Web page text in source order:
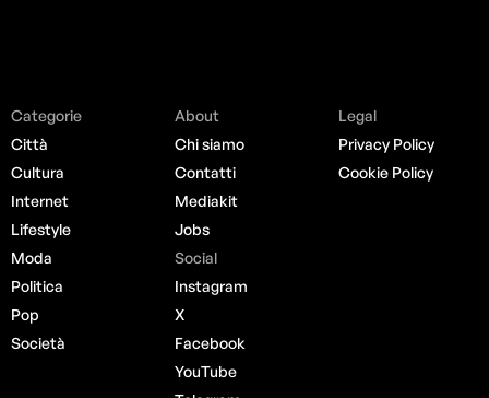
Categorie
Città
Cultura
Internet
Lifestyle
Moda
Politica
Pop
Società
About
Chi siamo
Contatti
Mediakit
Jobs
Social
Instagram
X
Facebook
YouTube
Legal
Privacy Policy
Cookie Policy